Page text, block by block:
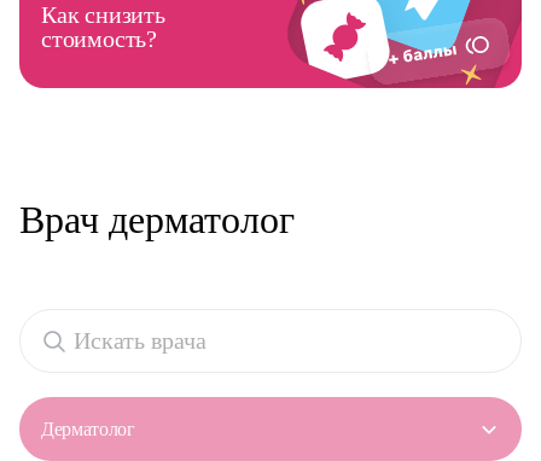
Как снизить
стоимость?
Врач дерматолог
Дерматолог